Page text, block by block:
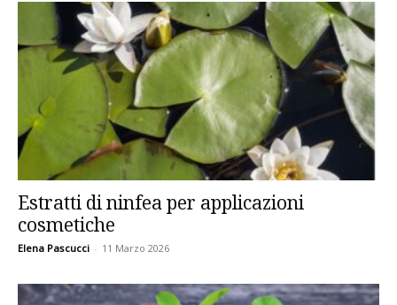
Estratti di ninfea per applicazioni
cosmetiche
Elena Pascucci - 11 Marzo 2026